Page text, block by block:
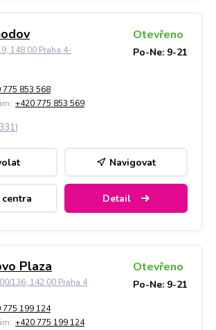
148 00 Praha 4-
Otevřeno
Po-Ne: 9-21
775 853 568
+420 775 853 569
)
Navigovat
centra Detail
Plaza
136, 142 00 Praha 4
Otevřeno
Po-Ne: 9-21
775 199 124
+420 775 199 124